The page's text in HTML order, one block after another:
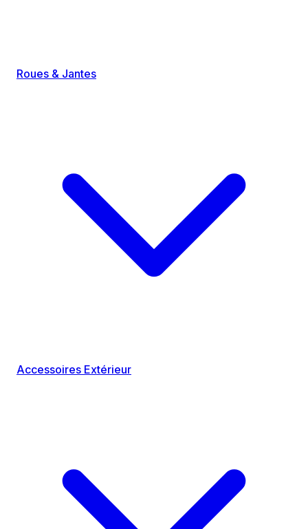
Roues & Jantes
Accessoires Extérieur